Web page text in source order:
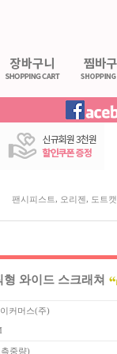
팬시피스트 오리젠 도트캣
와이드 스크래쳐
커머스(주)
중량)